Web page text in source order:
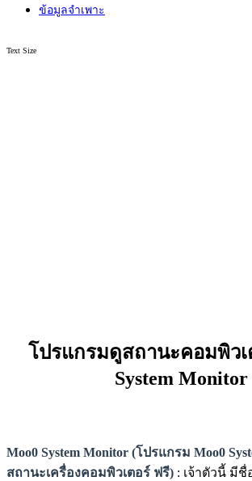
ข้อมูลจำเพาะ
Text Size
โปรแกรมดูสถานะคอมพิวเ
System Monitor
Moo0 System Monitor (โปรแกรม Moo0
สถานะเครื่องคอมพิวเตอร์ ฟรี) : เจ้าตัวนี้ มีชื่